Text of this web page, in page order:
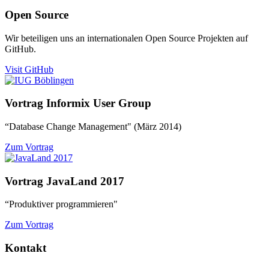
Open Source
Wir beteiligen uns an internationalen Open Source Projekten auf
GitHub.
Visit GitHub
Vortrag Informix User Group
“Database Change Management" (März 2014)
Zum Vortrag
Vortrag JavaLand 2017
“Produktiver programmieren"
Zum Vortrag
Kontakt